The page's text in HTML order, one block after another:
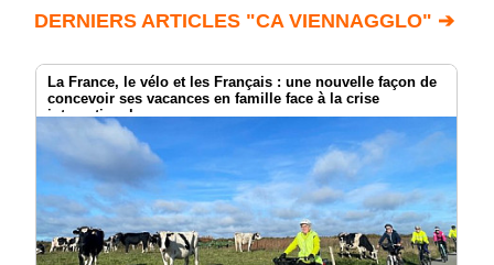
DERNIERS ARTICLES "CA VIENNAGGLO" ➔
La France, le vélo et les Français : une nouvelle façon de
concevoir ses vacances en famille face à la crise
internationale.